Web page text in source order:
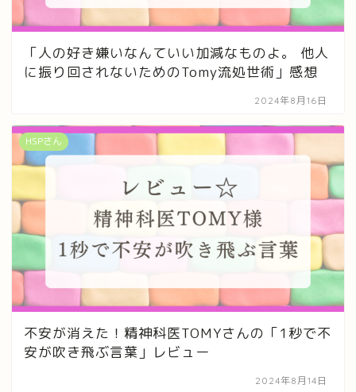
「人の好き嫌いなんていい加減なものよ。 他人
に振り回されないためのTomy流処世術」感想
2024年8月16日
HSPさん
不安が消えた！精神科医TOMYさんの「1秒で不
安が吹き飛ぶ言葉」レビュー
2024年8月14日